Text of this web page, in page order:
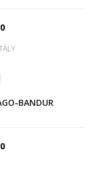
BANDUR